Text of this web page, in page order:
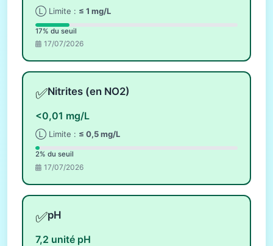
Ⓛ Limite : ≤ 1 mg/L
17% du seuil
17/07/2026
✅Nitrites (en NO2)
<0,01 mg/L
Ⓛ Limite : ≤ 0,5 mg/L
2% du seuil
17/07/2026
✅pH
7,2 unité pH